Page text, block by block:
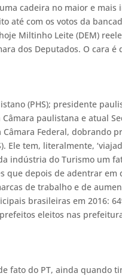
cadeira no maior e
até com os votos da
Miltinho Leite (DEM)
dos Deputados. O cara é
(PHS); presidente
paulistana e atual
Câmara Federal, dobrando
Ele tem, literalmente,
indústria do Turismo um
que depois de adentrar
de trabalho e de
brasileiras em 2016:
eleitos nas
fato do PT, ainda